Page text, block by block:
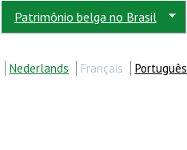
Patrimônio belga no Brasil
Nederlands Français Português